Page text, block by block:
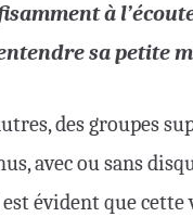
à
sa petite
des groupes
avec ou sans
évident que